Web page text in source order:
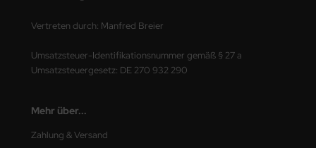
Vertreten durch: Manfred Breier
Umsatzsteuer-Identifikationsnummer gemäß § 27 a
Umsatzsteuergesetz: DE 270 932 290
Mehr über...
Zahlung & Versand